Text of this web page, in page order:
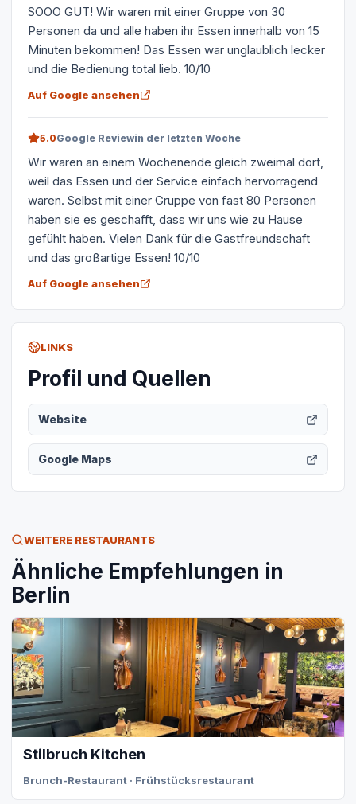
SOOO GUT! Wir waren mit einer Gruppe von 30
Personen da und alle haben ihr Essen innerhalb von 15
Minuten bekommen! Das Essen war unglaublich lecker
und die Bedienung total lieb. 10/10
Auf Google ansehen
5.0Google Reviewin der letzten Woche
Wir waren an einem Wochenende gleich zweimal dort,
weil das Essen und der Service einfach hervorragend
waren. Selbst mit einer Gruppe von fast 80 Personen
haben sie es geschafft, dass wir uns wie zu Hause
gefühlt haben. Vielen Dank für die Gastfreundschaft
und das großartige Essen! 10/10
Auf Google ansehen
LINKS
Profil und Quellen
Website
Google Maps
WEITERE RESTAURANTS
Ähnliche Empfehlungen in
Berlin
Stilbruch Kitchen
Brunch-Restaurant · Frühstücksrestaurant